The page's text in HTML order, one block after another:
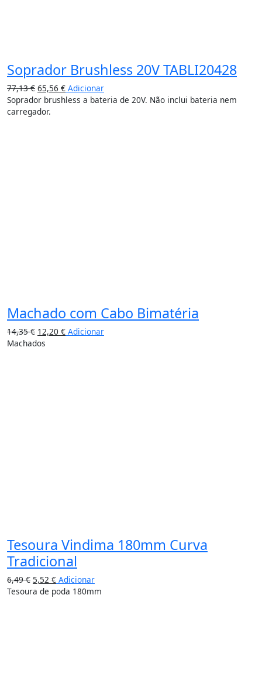
Soprador Brushless 20V TABLI20428
77,13€ 65,56 € Adicionar
Soprador brushless a bateria de 20V. Não inclui bateria nem
carregador.
Machado com Cabo Bimatéria
14,35€ 12,20 € Adicionar
Machados
Tesoura Vindima 180mm Curva
Tradicional
6,49€ 5,52 € Adicionar
Tesoura de poda 180mm